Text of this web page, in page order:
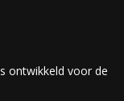
ontwikkeld voor de